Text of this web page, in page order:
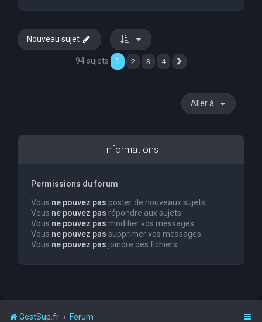
Nouveau sujet
94 sujets 1 2 3 4
Aller à
Informations
Permissions du forum
Vous ne pouvez pas poster de nouveaux sujets
Vous ne pouvez pas répondre aux sujets
Vous ne pouvez pas modifier vos messages
Vous ne pouvez pas supprimer vos messages
Vous ne pouvez pas joindre des fichiers
GestSup.fr Forum